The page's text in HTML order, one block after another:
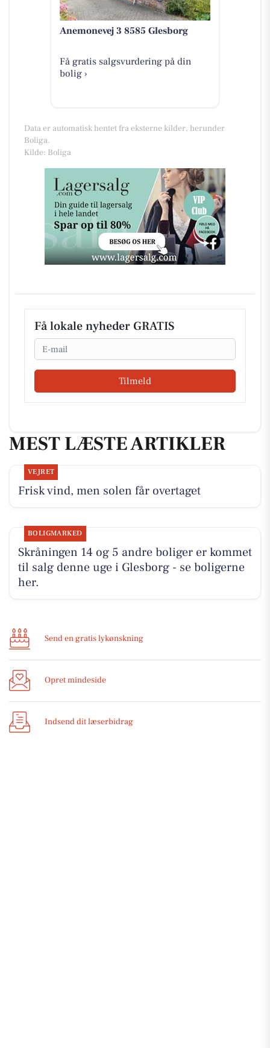
Anemonevej 3 8585 Glesborg
Få gratis salgsvurdering på din
bolig ›
Data er automatisk hentet fra eksterne kilder, herunder
Boliga.
Kilde: Boliga
Få lokale nyheder GRATIS
Email
Tilmeld
MEST LÆSTE ARTIKLER
VEJRET
Frisk vind, men solen får overtaget
BOLIGMARKED
Skråningen 14 og 5 andre boliger er kommet
til salg denne uge i Glesborg - se boligerne
her.
Send en gratis lykønskning
Opret mindeside
Indsend dit læserbidrag